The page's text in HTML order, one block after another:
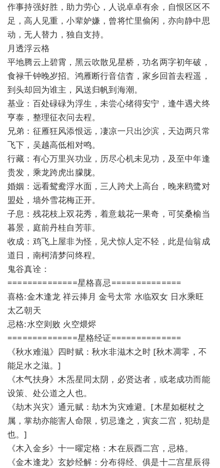
作事持强好胜，助力劳心，人说卓卓有余，自恨区区不
足，高人见重，小辈妒嫌，曾将忙里偷闲，亦向静中思
动，无人替力，独自支持。
月透浮云格
平地腾云上碧霄，黑云吹散见星桥，功名两字初年破，
食禄千钟晚岁招。鸿雁断行音信杳，家乡回首去程遥，
到头却回为谁主，风送归帆到海潮。
基业：百处碌碌为浮生，未尝心绪得安宁，逢牛遇犬终
亨泰，整理征衣问去程。
兄弟：征雁狂风添恨远，凄凉一只出沙滨，天边两只常
飞下，吴越高低相对鸣。
行藏：有心万里兴功业，历尽心机未见功，及至中年逢
贵发，乘龙跨虎出朦胧。
婚姻：远看鸳鸯浮水面，三人跨犬上高台，晚来鸥鹭对
盟处，墙外雪花梅正开。
子息：残花枝上双花秀，着意栽花一果奇，可笑桑榆当
暮景，庭前丹桂自芳菲。
收成：鸡飞上屋非为怪，见犬惊人定不轻，此是仙翁成
道日，南柯清梦问终程。
鬼谷真诠：
==============星格喜忌==============
喜格:金木逢龙 祥云捧月 金号太常 水临双女 日水乘旺
太乙朝天
忌格:水空则败 火空煨烬
==============星格经证==============
《秋水难滋》四时赋：秋水非滋木之时 [秋木凋零，不
能足水之滋。]
《木气扶身》木炁星同太阴，必贤达者，或老成功而能
设策、处公道之人也。
《劫木兴灾》通元赋：劫木为灾难避。[木星如梃杖之
属，掌劫亦能害人命限，切忌逢之，寅亥二宫，犯劫是
也。]
《木入金乡》十一曜定格：木在辰酉二宫，忌格。
《金木逢龙》玄妙经解：分布得经、俱是十二宫星辰得